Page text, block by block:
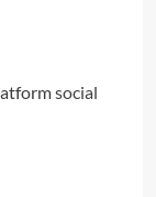
social